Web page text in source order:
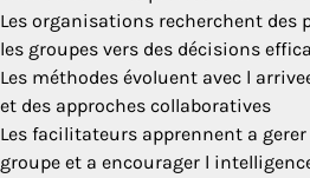
Les organisations recherchent des
les groupes vers des décisions
Les méthodes évoluent avec l
et des approches collaboratives
Les facilitateurs apprennent a
groupe et a encourager l